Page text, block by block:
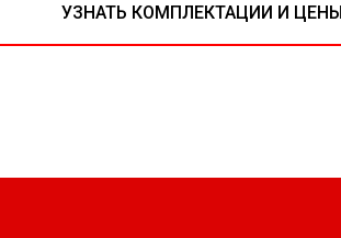
УЗНАТЬ КОМПЛЕКТАЦИИ И ЦЕНЫ